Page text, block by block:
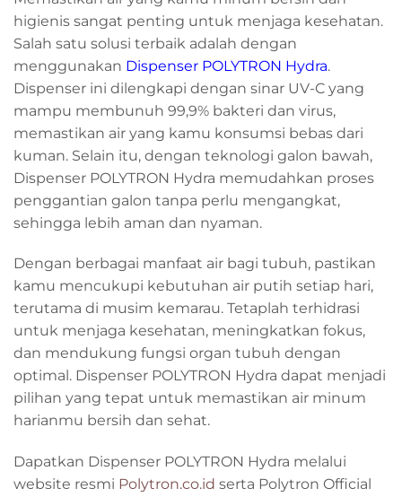
higienis sangat penting untuk menjaga kesehatan.
Salah satu solusi terbaik adalah dengan
menggunakan Dispenser POLYTRON Hydra.
Dispenser ini dilengkapi dengan sinar UV-C yang
mampu membunuh 99,9% bakteri dan virus,
memastikan air yang kamu konsumsi bebas dari
kuman. Selain itu, dengan teknologi galon bawah,
Dispenser POLYTRON Hydra memudahkan proses
penggantian galon tanpa perlu mengangkat,
sehingga lebih aman dan nyaman.
Dengan berbagai manfaat air bagi tubuh, pastikan
kamu mencukupi kebutuhan air putih setiap hari,
terutama di musim kemarau. Tetaplah terhidrasi
untuk menjaga kesehatan, meningkatkan fokus,
dan mendukung fungsi organ tubuh dengan
optimal. Dispenser POLYTRON Hydra dapat menjadi
pilihan yang tepat untuk memastikan air minum
harianmu bersih dan sehat.
Dapatkan Dispenser POLYTRON Hydra melalui
website resmi Polytron.co.id serta Polytron Official